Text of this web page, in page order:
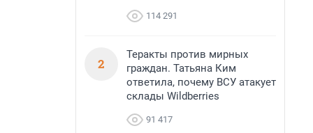
114 291
2
Теракты против мирных
граждан. Татьяна Ким
ответила, почему ВСУ атакует
склады Wildberries
91 417